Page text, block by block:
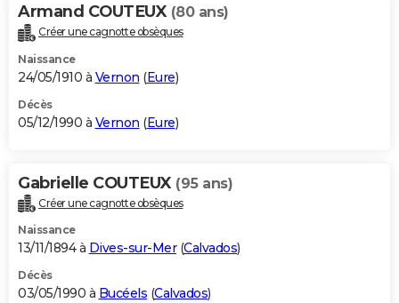
Armand COUTEUX (80 ans)
Créer une cagnotte obsèques
Naissance
24/05/1910 à Vernon (Eure)
Décès
05/12/1990 à Vernon (Eure)
Gabrielle COUTEUX (95 ans)
Créer une cagnotte obsèques
Naissance
13/11/1894 à Dives-sur-Mer(Calvados)
Décès
03/05/1990 à Bucéels (Calvados)